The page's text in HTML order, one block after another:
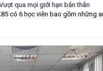
qua mọi giới hạn bản thân
có 6 học viên bao gồm những